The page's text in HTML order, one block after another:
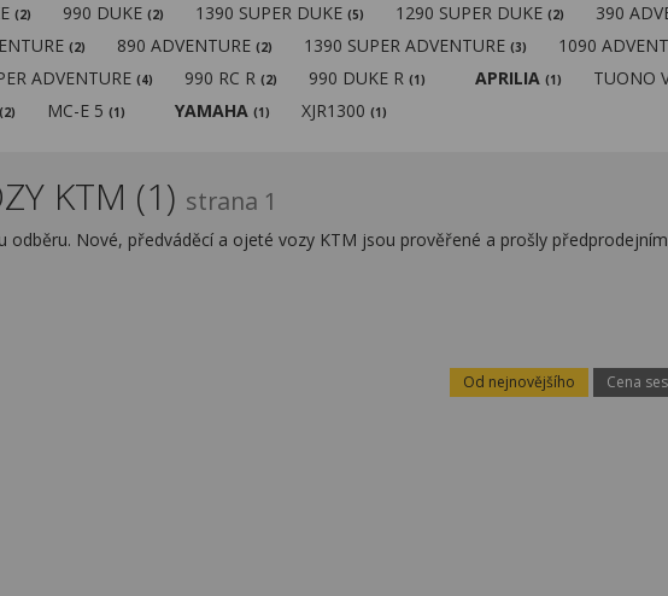
(2) 990 DUKE(2) 1390 SUPER DUKE(5) 1290 SUPER DUKE(2) 390
(2) 890 ADVENTURE(2) 1390 SUPER ADVENTURE(3) 1090
ADVENTURE(4) 990 RC R(2) 990 DUKE R(1) APRILIA (1) TUONO
(2) MC-E 5(1) YAMAHA (1) XJR1300(1)
KTM (1) strana 1
Nové, předváděcí a ojeté vozy KTM jsou prověřené a prošly
Od nejnovějšího Cena